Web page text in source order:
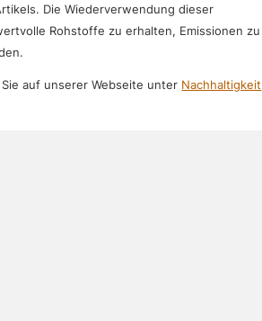
Die Wiederverwendung dieser
Rohstoffe zu erhalten, Emissionen zu
auf unserer Webseite unter Nachhaltigkeit